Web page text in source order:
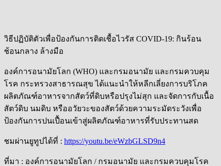
วิธีปฏิบัติตัวเพื่อป้องกันการติดเชื้อไวรัส COVID-19: กินร้อน
ช้อนกลาง ล้างมือ
องค์การอนามัยโลก (WHO) และกรมอนามัย และกรมควบคุม
โรค กระทรวงสาธารณสุข ได้แนะนำให้หลีกเลี่ยงการบริโภค
ผลิตภัณฑ์อาหารจากสัตว์ที่ดิบหรือปรุงไม่สุก และจัดการกับเนื้อ
สัตว์ดิบ นมดิบ หรืออวัยวะของสัตว์ด้วยความระมัดระวังเพื่อ
ป้องกันการปนเปื้อนเข้าสู่ผลิตภัณฑ์อาหารที่รับประทานสด
ชมผ่านยูทูปได้ที่ : https://youtu.be/eWzbGLSD9n4
ที่มา : องค์การอนามัยโลก / กรมอนามัย และกรมควบคุมโรค